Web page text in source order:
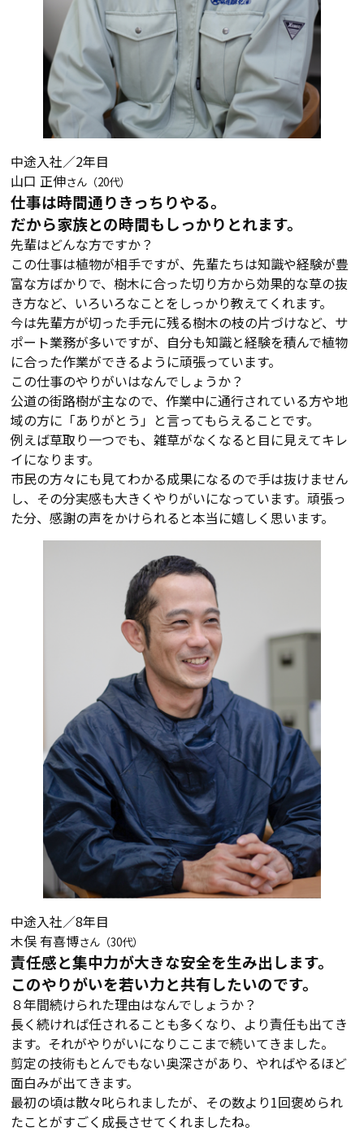
中途入社／2年目
山口 正伸さん（20代）
仕事は時間通りきっちりやる。
だから家族との時間もしっかりとれます。
先輩はどんな方ですか？
この仕事は植物が相手ですが、先輩たちは知識や経験が豊
富な方ばかりで、樹木に合った切り方から効果的な草の抜
き方など、いろいろなことをしっかり教えてくれます。
今は先輩方が切った手元に残る樹木の枝の片づけなど、サ
ポート業務が多いですが、自分も知識と経験を積んで植物
に合った作業ができるように頑張っています。
この仕事のやりがいはなんでしょうか？
公道の街路樹が主なので、作業中に通行されている方や地
域の方に「ありがとう」と言ってもらえることです。
例えば草取り一つでも、雑草がなくなると目に見えてキレ
イになります。
市民の方々にも見てわかる成果になるので手は抜けません
し、その分実感も大きくやりがいになっています。頑張っ
た分、感謝の声をかけられると本当に嬉しく思います。
中途入社／8年目
木俣 有喜博さん（30代）
責任感と集中力が大きな安全を生み出します。
このやりがいを若い力と共有したいのです。
８年間続けられた理由はなんでしょうか？
長く続ければ任されることも多くなり、より責任も出てき
ます。それがやりがいになりここまで続いてきました。
剪定の技術もとんでもない奥深さがあり、やればやるほど
面白みが出てきます。
最初の頃は散々叱られましたが、その数より1回褒められ
たことがすごく成長させてくれましたね。